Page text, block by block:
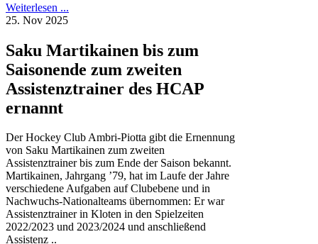
Weiterlesen ...
25. Nov 2025
Saku Martikainen bis zum
Saisonende zum zweiten
Assistenztrainer des HCAP
ernannt
Der Hockey Club Ambri-Piotta gibt die Ernennung
von Saku Martikainen zum zweiten
Assistenztrainer bis zum Ende der Saison bekannt.
Martikainen, Jahrgang ’79, hat im Laufe der Jahre
verschiedene Aufgaben auf Clubebene und in
Nachwuchs-Nationalteams übernommen: Er war
Assistenztrainer in Kloten in den Spielzeiten
2022/2023 und 2023/2024 und anschließend
Assistenz ..